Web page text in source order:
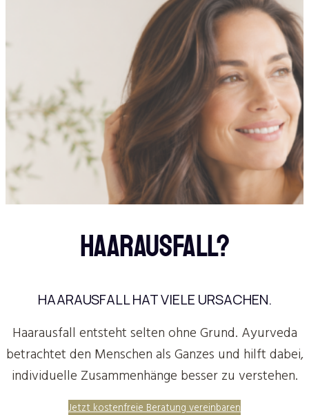
HAARAUSFALL?
HAARAUSFALL HAT VIELE URSACHEN.
Haarausfall entsteht selten ohne Grund. Ayurveda
betrachtet den Menschen als Ganzes und hilft dabei,
individuelle Zusammenhänge besser zu verstehen.
Jetzt kostenfreie Beratung vereinbaren